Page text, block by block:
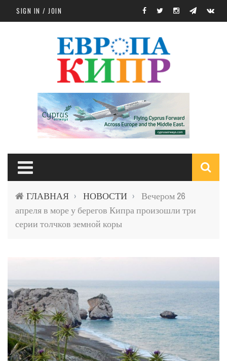
Skip to main content
SIGN IN / JOIN
ГЛАВНАЯ › НОВОСТИ ›
Вечером 26
апреля в море у берегов Кипра произошли три
серии толчков земной коры